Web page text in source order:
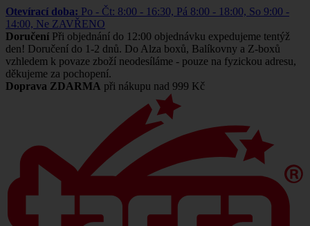
Otevírací doba: Po - Čt: 8:00 - 16:30, Pá 8:00 - 18:00, So 9:00 -
14:00, Ne ZAVŘENO
Doručení Při objednání do 12:00 objednávku expedujeme tentýž
den! Doručení do 1-2 dnů. Do Alza boxů, Balíkovny a Z-boxů
vzhledem k povaze zboží neodesíláme - pouze na fyzickou adresu,
děkujeme za pochopení.
Doprava ZDARMA při nákupu nad 999 Kč